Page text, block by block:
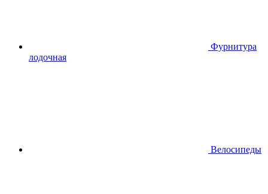
Фурнитура
лодочная
Велосипеды